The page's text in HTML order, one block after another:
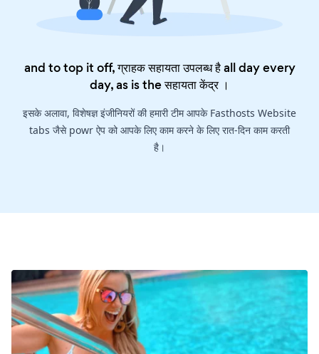
and to top it off, ग्राहक सहायता उपलब्ध है all day every
day, as is theसहायता केंद्र।
इसके अलावा, विशेषज्ञ इंजीनियरों की हमारी टीम आपके Fasthosts Website
tabs जैसे powr ऐप को आपके लिए काम करने के लिए रात-दिन काम करती
है।